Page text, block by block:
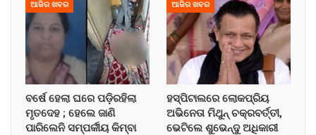
ଆଜିର ଖବର
ବର୍ଷେ ହେଲା ଘରେ ପଡ଼ିରହିଲା
ମୃତଦେହ ; ହେଲେ ଜାଣି
ପାରିଲେନି ସମ୍ପର୍କୀୟ କିମ୍ବା
ଆଜିର ଖବର
ହସ୍ପିଟାଲରେ ଲୋକପ୍ରିୟ
ଅଭିନେତା ମିଥୁନ୍ ଚକ୍ରବର୍ତ୍ତୀ,
ଭେଟିଲେ ଶୁଭେନ୍ଦୁ ଅଧିକାରୀ